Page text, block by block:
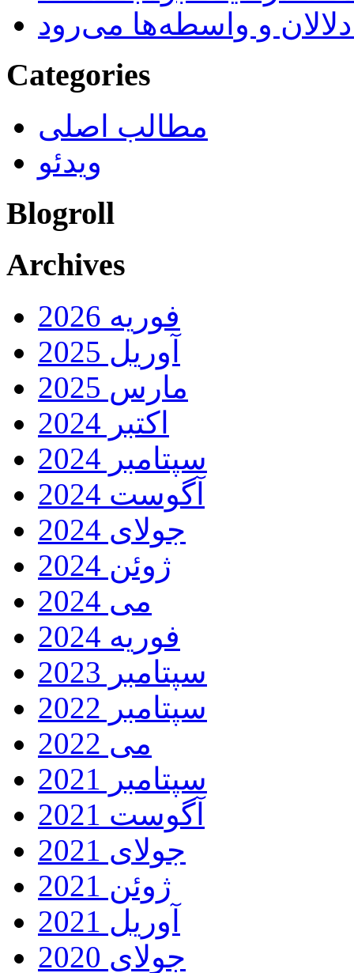
و واسطه‌ها می‌رود
Categories
مطالب اصلی
ویدئو
Blogroll
Archives
فوریه 2026
آوریل 2025
مارس 2025
اکتبر 2024
سپتامبر 2024
آگوست 2024
جولای 2024
ژوئن 2024
می 2024
فوریه 2024
سپتامبر 2023
سپتامبر 2022
می 2022
سپتامبر 2021
آگوست 2021
جولای 2021
ژوئن 2021
آوریل 2021
جولای 2020